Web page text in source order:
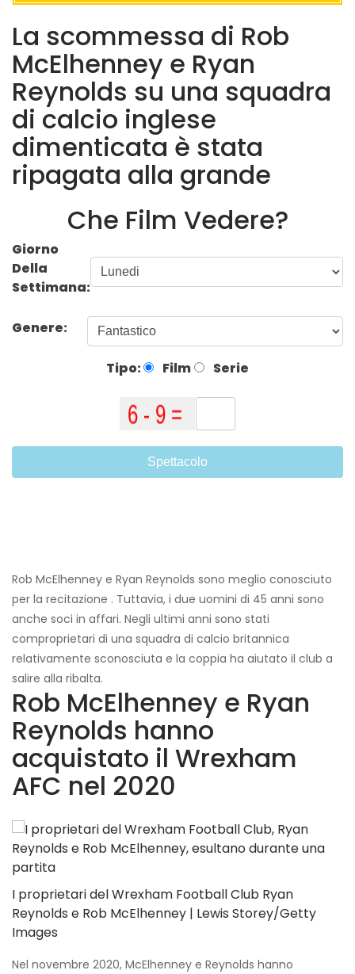
La scommessa di Rob
McElhenney e Ryan
Reynolds su una squadra
di calcio inglese
dimenticata è stata
ripagata alla grande
Che Film Vedere?
Giorno
Della
Settimana:
Genere:
Tipo: Film Serie
Spettacolo
Rob McElhenney e Ryan Reynolds sono meglio conosciuto
per la recitazione . Tuttavia, i due uomini di 45 anni sono
anche soci in affari. Negli ultimi anni sono stati
comproprietari di una squadra di calcio britannica
relativamente sconosciuta e la coppia ha aiutato il club a
salire alla ribalta.
Rob McElhenney e Ryan
Reynolds hanno
acquistato il Wrexham
AFC nel 2020
I proprietari del Wrexham Football Club Ryan
Reynolds e Rob McElhenney | Lewis Storey/Getty
Images
Nel novembre 2020, McElhenney e Reynolds hanno